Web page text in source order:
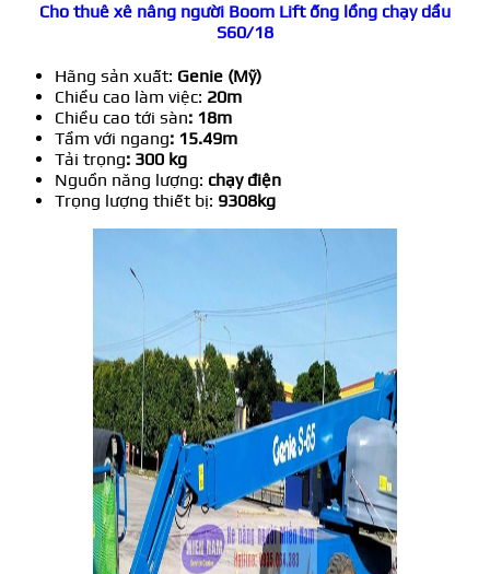
Cho thuê xê nâng người Boom Lift ống lồng chạy dầu
S60/18
Hãng sản xuất: Genie (Mỹ)
Chiều cao làm việc: 20m
Chiều cao tới sàn: 18m
Tầm với ngang: 15.49m
Tải trọng: 300 kg
Nguồn năng lượng: chạy điện
Trọng lượng thiết bị: 9308kg